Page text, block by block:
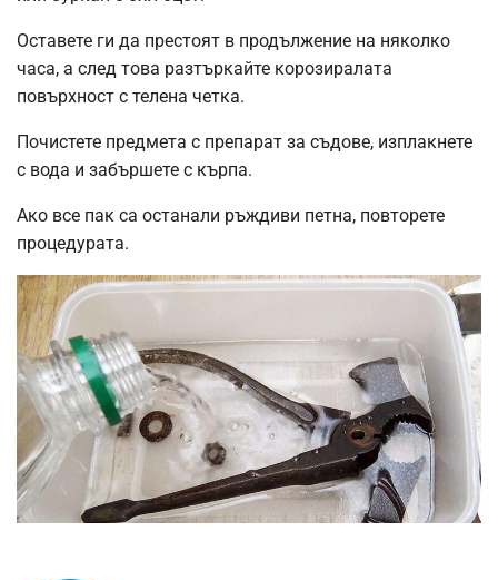
Оставете ги да престоят в продължение на няколко
часа, а след това разтъркайте корозиралата
повърхност с телена четка.
Почистете предмета с препарат за съдове, изплакнете
с вода и забършете с кърпа.
Ако все пак са останали ръждиви петна, повторете
процедурата.